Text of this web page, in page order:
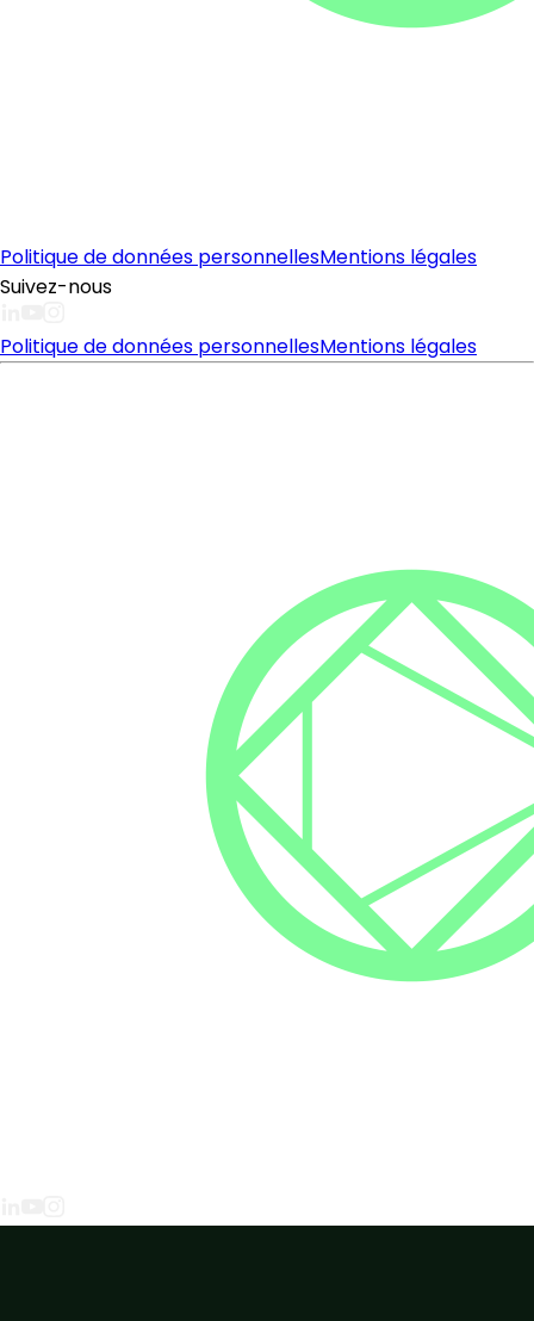
Politique de données personnellesMentions légales
Suivez-nous
Politique de données personnellesMentions légales